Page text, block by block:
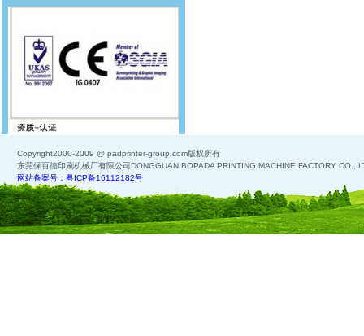
Copyright2000-2009 @ padprinter-group.com版权所有
东莞保百德印刷机械厂有限公司DONGGUAN BOPADA PRINTING MACHINE FACTORY CO.,
网站备案号：粤ICP备16112182号